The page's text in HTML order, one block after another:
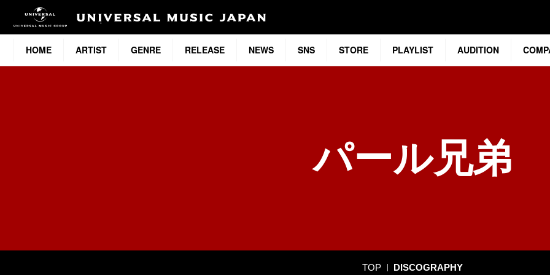
HOME ARTIST GENRE RELEASE NEWS SNS STORE PLAYLIST AUDITION
パール兄弟
TOP DISCOGRAPHY